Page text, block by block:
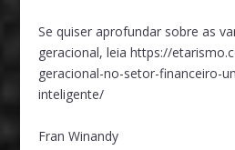
Se quiser aprofundar sobre as
geracional, leiahttps://
geracional-no-setor-financeiro-
inteligente/
Fran Winandy